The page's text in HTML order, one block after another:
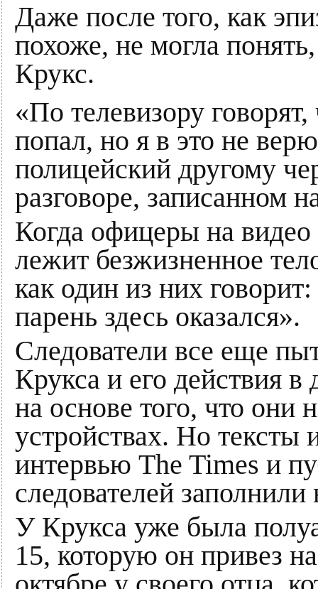
Даже после того, как
похоже, не могла
Крукс.
«По телевизору
попал, но я в это не
полицейский другому
разговоре, записанном
Когда офицеры на видео
лежит безжизненное
как один из них
парень здесь оказался».
Следователи все еще
Крукса и его действия
на основе того, что они
устройствах. Но тексты
интервью The Times и
следователей
У Крукса уже была
15, которую он привез